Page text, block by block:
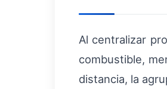
Al centralizar
combustible,
distancia, la